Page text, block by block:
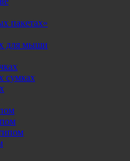
пакетах»
для мыши
сумках